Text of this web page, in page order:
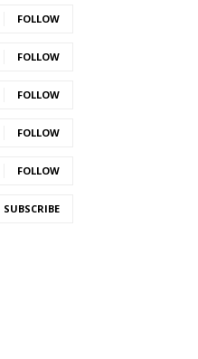
FOLLOW
FOLLOW
FOLLOW
FOLLOW
FOLLOW
SUBSCRIBE